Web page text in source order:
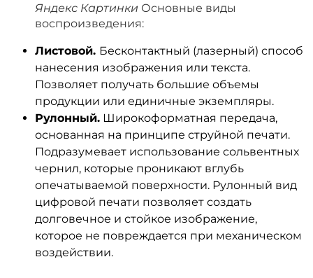
Яндекс Картинки Основные виды
воспроизведения:
Листовой. Бесконтактный (лазерный) способ
нанесения изображения или текста.
Позволяет получать большие объемы
продукции или единичные экземпляры.
Рулонный. Широкоформатная передача,
основанная на принципе струйной печати.
Подразумевает использование сольвентных
чернил, которые проникают вглубь
опечатываемой поверхности. Рулонный вид
цифровой печати позволяет создать
долговечное и стойкое изображение,
которое не повреждается при механическом
воздействии.